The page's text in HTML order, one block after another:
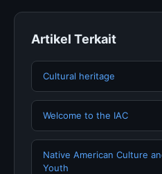
Artikel Terkait
Cultural heritage
Welcome to the IAC
Native American Culture
Youth